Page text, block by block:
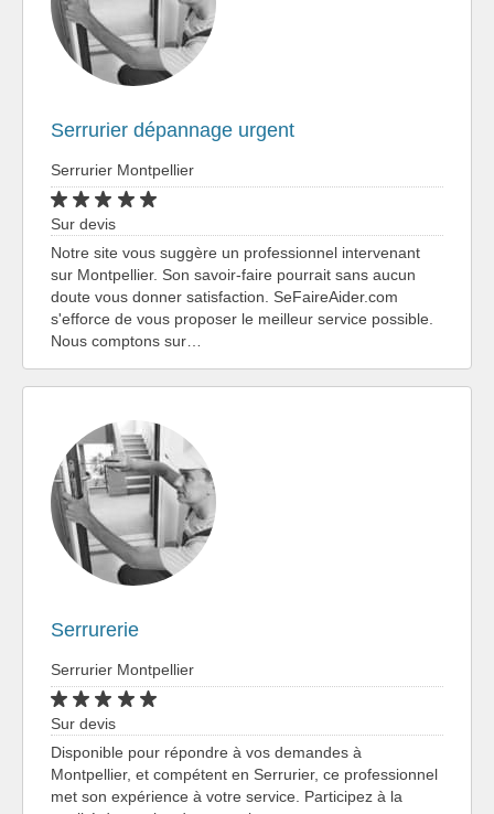
Serrurier dépannage urgent
Serrurier Montpellier
Sur devis
Notre site vous suggère un professionnel intervenant
sur Montpellier. Son savoir-faire pourrait sans aucun
doute vous donner satisfaction. SeFaireAider.com
s'efforce de vous proposer le meilleur service possible.
Nous comptons sur…
Serrurerie
Serrurier Montpellier
Sur devis
Disponible pour répondre à vos demandes à
Montpellier, et compétent en Serrurier, ce professionnel
met son expérience à votre service. Participez à la